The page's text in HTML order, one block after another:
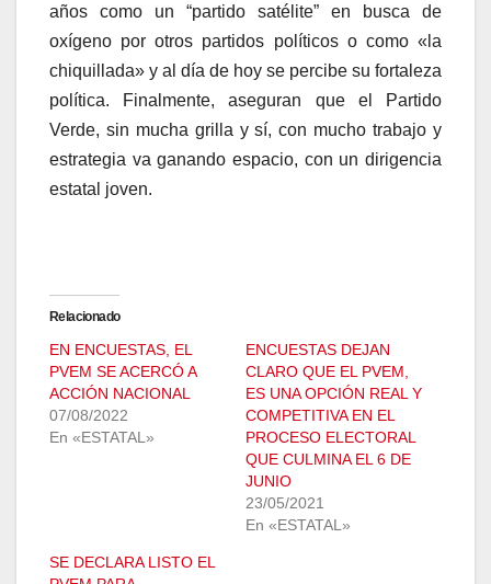
años como un “partido satélite” en busca de
oxígeno por otros partidos políticos o como «la
chiquillada» y al día de hoy se percibe su fortaleza
política. Finalmente, aseguran que el Partido
Verde, sin mucha grilla y sí, con mucho trabajo y
estrategia va ganando espacio, con un dirigencia
estatal joven.
Relacionado
EN ENCUESTAS, EL
PVEM SE ACERCÓ A
ACCIÓN NACIONAL
07/08/2022
En «ESTATAL»
ENCUESTAS DEJAN
CLARO QUE EL PVEM,
ES UNA OPCIÓN REAL Y
COMPETITIVA EN EL
PROCESO ELECTORAL
QUE CULMINA EL 6 DE
JUNIO
23/05/2021
En «ESTATAL»
SE DECLARA LISTO EL